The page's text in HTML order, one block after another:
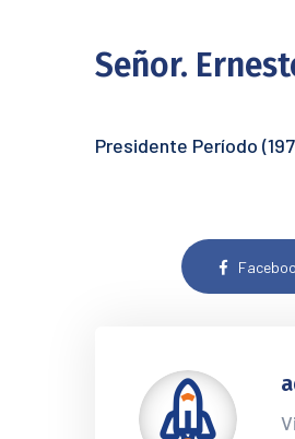
Señor.
Presidente Período